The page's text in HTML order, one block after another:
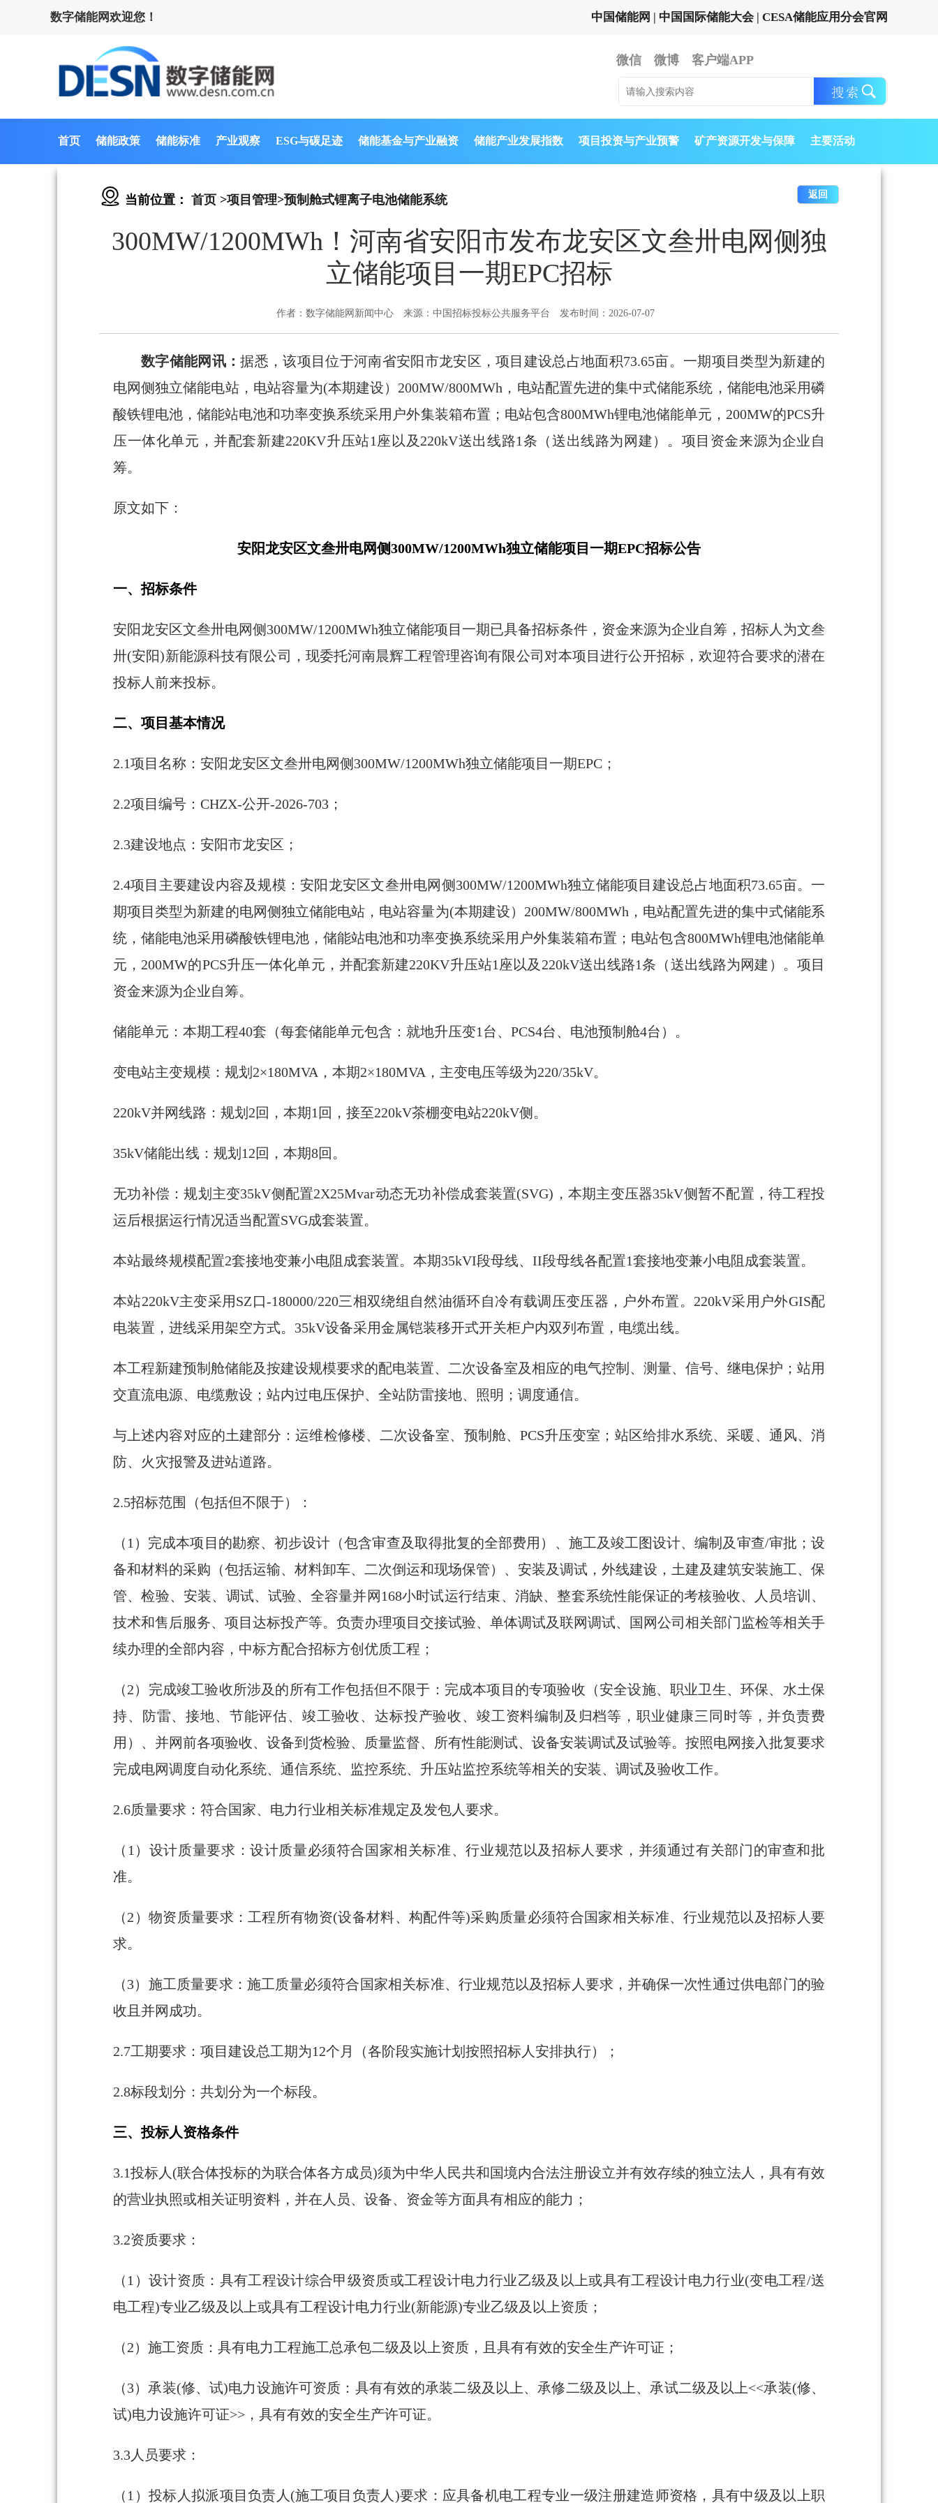
数字储能网欢迎您！ 中国储能网 | 中国国际储能大会 | CESA储能应用分会官网
微信 微博 客户端APP
首页 储能政策 储能标准 产业观察 ESG与碳足迹 储能基金与产业融资 储能产业发展指数 项目投资与产业预警 矿产资源开发与保障 主要活动
当前位置： 首页 >项目管理>预制舱式锂离子电池储能系统 返回
300MW/1200MWh！河南省安阳市发布龙安区文叁卅电网侧独
立储能项目一期EPC招标
作者：数字储能网新闻中心 来源：中国招标投标公共服务平台 发布时间：2026-07-07
数字储能网讯：据悉，该项目位于河南省安阳市龙安区，项目建设总占地面积73.65亩。一期项目类型为新建的
电网侧独立储能电站，电站容量为(本期建设）200MW/800MWh，电站配置先进的集中式储能系统，储能电池采用磷
酸铁锂电池，储能站电池和功率变换系统采用户外集装箱布置；电站包含800MWh锂电池储能单元，200MW的PCS升
压一体化单元，并配套新建220KV升压站1座以及220kV送出线路1条（送出线路为网建）。项目资金来源为企业自
筹。
原文如下：
安阳龙安区文叁卅电网侧300MW/1200MWh独立储能项目一期EPC招标公告
一、招标条件
安阳龙安区文叁卅电网侧300MW/1200MWh独立储能项目一期已具备招标条件，资金来源为企业自筹，招标人为文叁
卅(安阳)新能源科技有限公司，现委托河南晨辉工程管理咨询有限公司对本项目进行公开招标，欢迎符合要求的潜在
投标人前来投标。
二、项目基本情况
2.1项目名称：安阳龙安区文叁卅电网侧300MW/1200MWh独立储能项目一期EPC；
2.2项目编号：CHZX-公开-2026-703；
2.3建设地点：安阳市龙安区；
2.4项目主要建设内容及规模：安阳龙安区文叁卅电网侧300MW/1200MWh独立储能项目建设总占地面积73.65亩。一
期项目类型为新建的电网侧独立储能电站，电站容量为(本期建设）200MW/800MWh，电站配置先进的集中式储能系
统，储能电池采用磷酸铁锂电池，储能站电池和功率变换系统采用户外集装箱布置；电站包含800MWh锂电池储能单
元，200MW的PCS升压一体化单元，并配套新建220KV升压站1座以及220kV送出线路1条（送出线路为网建）。项目
资金来源为企业自筹。
储能单元：本期工程40套（每套储能单元包含：就地升压变1台、PCS4台、电池预制舱4台）。
变电站主变规模：规划2×180MVA，本期2×180MVA，主变电压等级为220/35kV。
220kV并网线路：规划2回，本期1回，接至220kV茶棚变电站220kV侧。
35kV储能出线：规划12回，本期8回。
无功补偿：规划主变35kV侧配置2X25Mvar动态无功补偿成套装置(SVG)，本期主变压器35kV侧暂不配置，待工程投
运后根据运行情况适当配置SVG成套装置。
本站最终规模配置2套接地变兼小电阻成套装置。本期35kVI段母线、II段母线各配置1套接地变兼小电阻成套装置。
本站220kV主变采用SZ口-180000/220三相双绕组自然油循环自冷有载调压变压器，户外布置。220kV采用户外GIS配
电装置，进线采用架空方式。35kV设备采用金属铠装移开式开关柜户内双列布置，电缆出线。
本工程新建预制舱储能及按建设规模要求的配电装置、二次设备室及相应的电气控制、测量、信号、继电保护；站用
交直流电源、电缆敷设；站内过电压保护、全站防雷接地、照明；调度通信。
与上述内容对应的土建部分：运维检修楼、二次设备室、预制舱、PCS升压变室；站区给排水系统、采暖、通风、消
防、火灾报警及进站道路。
2.5招标范围（包括但不限于）：
（1）完成本项目的勘察、初步设计（包含审查及取得批复的全部费用）、施工及竣工图设计、编制及审查/审批；设
备和材料的采购（包括运输、材料卸车、二次倒运和现场保管）、安装及调试，外线建设，土建及建筑安装施工、保
管、检验、安装、调试、试验、全容量并网168小时试运行结束、消缺、整套系统性能保证的考核验收、人员培训、
技术和售后服务、项目达标投产等。负责办理项目交接试验、单体调试及联网调试、国网公司相关部门监检等相关手
续办理的全部内容，中标方配合招标方创优质工程；
（2）完成竣工验收所涉及的所有工作包括但不限于：完成本项目的专项验收（安全设施、职业卫生、环保、水土保
持、防雷、接地、节能评估、竣工验收、达标投产验收、竣工资料编制及归档等，职业健康三同时等，并负责费
用）、并网前各项验收、设备到货检验、质量监督、所有性能测试、设备安装调试及试验等。按照电网接入批复要求
完成电网调度自动化系统、通信系统、监控系统、升压站监控系统等相关的安装、调试及验收工作。
2.6质量要求：符合国家、电力行业相关标准规定及发包人要求。
（1）设计质量要求：设计质量必须符合国家相关标准、行业规范以及招标人要求，并须通过有关部门的审查和批
准。
（2）物资质量要求：工程所有物资(设备材料、构配件等)采购质量必须符合国家相关标准、行业规范以及招标人要
求。
（3）施工质量要求：施工质量必须符合国家相关标准、行业规范以及招标人要求，并确保一次性通过供电部门的验
收且并网成功。
2.7工期要求：项目建设总工期为12个月（各阶段实施计划按照招标人安排执行）；
2.8标段划分：共划分为一个标段。
三、投标人资格条件
3.1投标人(联合体投标的为联合体各方成员)须为中华人民共和国境内合法注册设立并有效存续的独立法人，具有有效
的营业执照或相关证明资料，并在人员、设备、资金等方面具有相应的能力；
3.2资质要求：
（1）设计资质：具有工程设计综合甲级资质或工程设计电力行业乙级及以上或具有工程设计电力行业(变电工程/送
电工程)专业乙级及以上或具有工程设计电力行业(新能源)专业乙级及以上资质；
（2）施工资质：具有电力工程施工总承包二级及以上资质，且具有有效的安全生产许可证；
（3）承装(修、试)电力设施许可资质：具有有效的承装二级及以上、承修二级及以上、承试二级及以上<<承装(修、
试)电力设施许可证>>，具有有效的安全生产许可证。
3.3人员要求：
（1）投标人拟派项目负责人(施工项目负责人)要求：应具备机电工程专业一级注册建造师资格，具有中级及以上职